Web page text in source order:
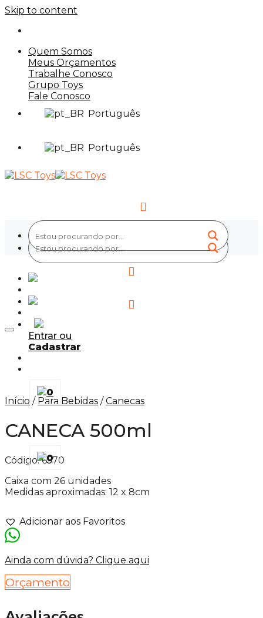
Skip to content
Quem Somos
Meus Orçamentos
Trabalhe Conosco
Grupo Toys
Fale Conosco
Português
Português
Entrar ou
Cadastrar
0
0
Início / Para Bebidas / Canecas
CANECA 500ml
Código:6570
Caixa com 26 unidades
Medidas aproximadas: 12 x 8cm
Adicionar aos Favoritos
Ainda com dúvida? Clique aqui
Orçamento